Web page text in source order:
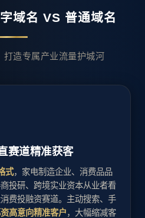
域名 VS 普通域名
打造专属产业流量护城河
赛道精准获客
式，家电制造企业、消费品品
投研、跨境实业资本从业者看
费投融资赛道。主动搜索、手
高意向精准客户，大幅缩减客